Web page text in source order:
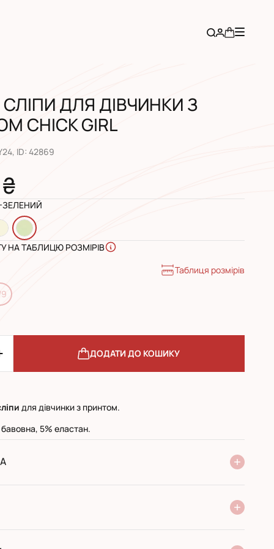
СЛІПИ ДЛЯ ДІВЧИНКИ З
CHICK GIRL
, ID: 42869
ЗЕЛЕНИЙ
НА ТАБЛИЦЮ РОЗМІРІВ
Таблиця розмірів
ДОДАТИ ДО КОШИКУ
для дівчинки з принтом.
5% еластан.
переказ